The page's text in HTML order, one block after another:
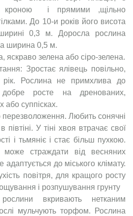
кроною і прямими ,щільно
До 10-и років його висота
0,3 м. Доросла рослина
а ширина 0,5 м.
яскраво зелена або сіро-зелена.
Зростає ялівець повільно,
Рослина не примхлива до
добре росте на дренованих,
або суппісках.
перезволоження. Любить сонячні
півтіні. У тіні хвоя втрачає свої
і тьмяніє і стає більш пухкою.
може страждати від весняних
адаптується до міського клімату.
повітря, для кращого росту
і розпушування грунту
вкривають нетканим
мульчують торфом. Рослина